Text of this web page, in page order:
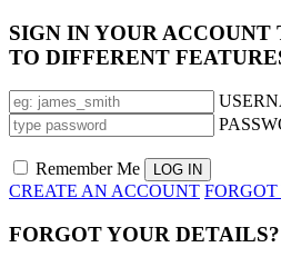
SIGN IN YOUR ACCOUNT
TO DIFFERENT
Remember Me
CREATE AN ACCOUNT
FORGOT YOUR DETAILS?